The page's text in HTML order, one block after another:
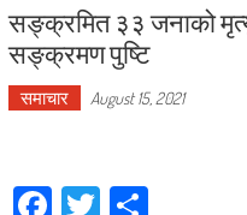
सङ्क्रमित ३३ जनाको
सङ्क्रमण पुष्टि
समाचार August 15, 2021
Facebook
TwitterShare